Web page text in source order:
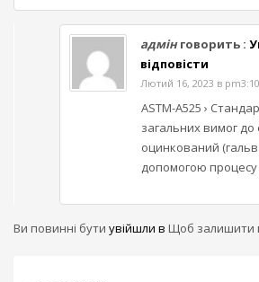
адмінговорить :
відповісти
Лютий 16, 2023 в pm3:10
ASTM-A525 ›
загальних вимог до
оцинкований
допомогою процесу
Ви повинні бути увійшли в Щоб залишити